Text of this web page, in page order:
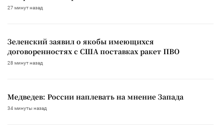
27 минут назад
Зеленский заявил о якобы имеющихся
договоренностях с США поставках ракет ПВО
28 минут назад
Медведев: России наплевать на мнение Запада
34 минуты назад